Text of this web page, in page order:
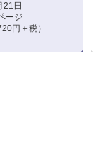
21日
ージ
円＋税）